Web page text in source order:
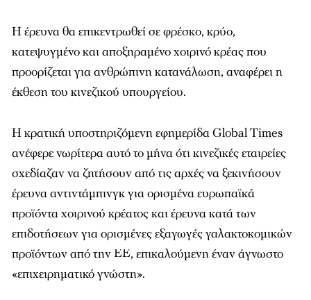
Η έρευνα θα επικεντρωθεί σε φρέσκο, κρύο,
κατεψυγμένο και αποξηραμένο χοιρινό κρέας που
προορίζεται για ανθρώπινη κατανάλωση, αναφέρει η
έκθεση του κινεζικού υπουργείου.
Η κρατική υποστηριζόμενη εφημερίδα Global Times
ανέφερε νωρίτερα αυτό το μήνα ότι κινεζικές εταιρείες
σχεδίαζαν να ζητήσουν από τις αρχές να ξεκινήσουν
έρευνα αντιντάμπινγκ για ορισμένα ευρωπαϊκά
προϊόντα χοιρινού κρέατος και έρευνα κατά των
επιδοτήσεων για ορισμένες εξαγωγές γαλακτοκομικών
προϊόντων από την ΕΕ, επικαλούμενη έναν άγνωστο
«επιχειρηματικό γνώστη».